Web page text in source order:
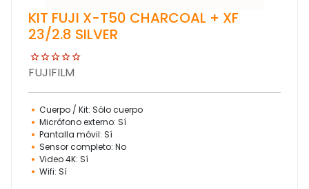
KIT FUJI X-T50 CHARCOAL + XF
23/2.8 SILVER
FUJIFILM
Cuerpo / Kit: Sólo cuerpo
Micrófono externo: Sí
Pantalla móvil: Sí
Sensor completo: No
Video 4K: Sí
Wifi: Sí